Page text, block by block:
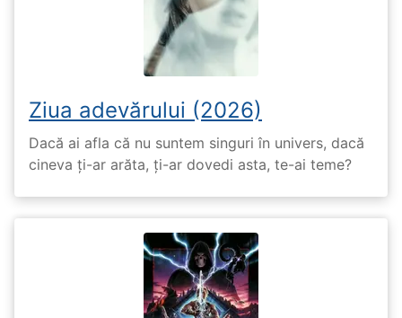
Ziua adevărului (2026)
Dacă ai afla că nu suntem singuri în univers, dacă
cineva ți-ar arăta, ți-ar dovedi asta, te-ai teme?